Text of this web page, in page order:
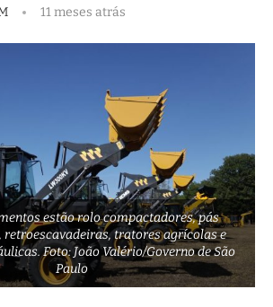
11 meses atrás
estão rolo compactadores, pás
retroescavadeiras, tratores agrícolas e
Foto: João Valério/Governo de São
Paulo